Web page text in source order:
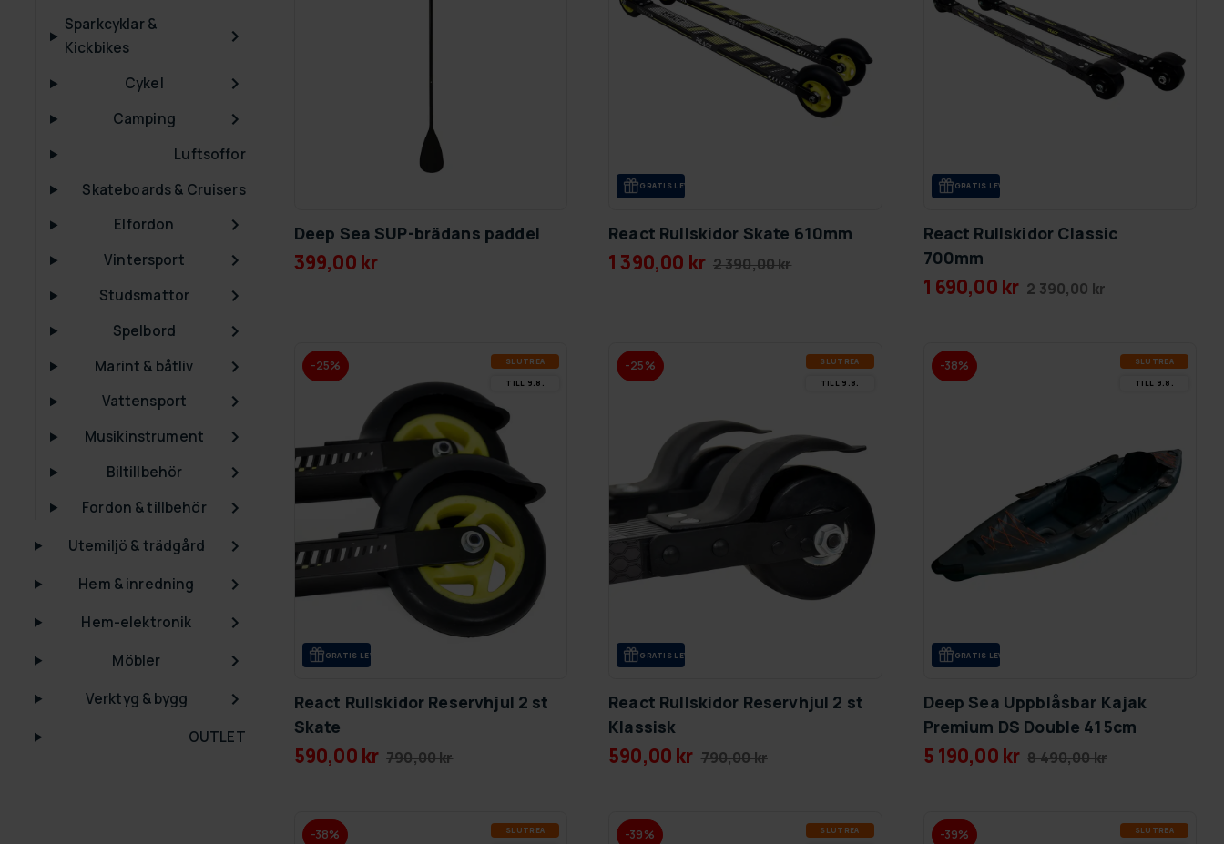
Sparkcyklar &
Kickbikes
Cykel
Camping
Luftsoffor
Skateboards & Cruisers
Elfordon
Vintersport
Studsmattor
Spelbord
Marint & båtliv
Vattensport
Musikinstrument
Biltillbehör
Fordon & tillbehör
Utemiljö & trädgård
Hem & inredning
Hem-elektronik
Möbler
Verktyg & bygg
OUTLET
Deep Sea SUP-brädans paddel
399,00 kr
GRA­TIS LE­VE­RANS
React Rullskidor Skate 610mm
1 390,00 kr 2 390,00 kr
GRA­TIS LE­VE­RANS
React Rullskidor Classic
700mm
1 690,00 kr 2 390,00 kr
-25% SLUT­REA
TILL 9.8.
GRA­TIS LE­VE­RANS
React Rullskidor Reservhjul 2 st
Skate
590,00 kr 790,00 kr
-25% SLUT­REA
TILL 9.8.
GRA­TIS LE­VE­RANS
React Rullskidor Reservhjul 2 st
Klassisk
590,00 kr 790,00 kr
-38% SLUT­REA
TILL 9.8.
GRA­TIS LE­VE­RANS
Deep Sea Uppblåsbar Kajak
Premium DS Double 415cm
5 190,00 kr 8 490,00 kr
-38% SLUT­REA -39% SLUT­REA -39% SLUT­REA